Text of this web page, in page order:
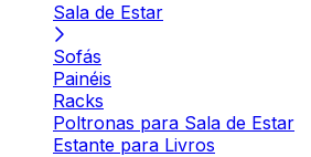
Sala de Estar
Sofás
Painéis
Racks
Poltronas para Sala de Estar
Estante para Livros